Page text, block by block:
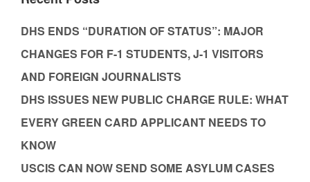
DHS ENDS “DURATION OF STATUS”: MAJOR
CHANGES FOR F-1 STUDENTS, J-1 VISITORS
AND FOREIGN JOURNALISTS
DHS ISSUES NEW PUBLIC CHARGE RULE: WHAT
EVERY GREEN CARD APPLICANT NEEDS TO
KNOW
USCIS CAN NOW SEND SOME ASYLUM CASES